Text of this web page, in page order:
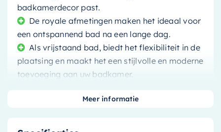
badkamerdecor past.
De royale afmetingen maken het ideaal voor
een ontspannend bad na een lange dag.
Als vrijstaand bad, biedt het flexibiliteit in de
plaatsing en maakt het een stijlvolle en moderne
toevoeging aan uw badkamer.
Meer informatie